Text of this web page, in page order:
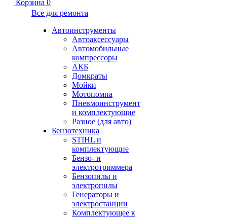
Корзина 0
Все для ремонта
Автоинструменты
Автоаксессуары
Автомобильные
компрессоры
АКБ
Домкраты
Мойки
Мотопомпа
Пневмоинструмент
и комплектующие
Разное (для авто)
Бензотехника
STIHL и
комплектующие
Бензо- и
электротриммера
Бензопилы и
электропилы
Генераторы и
электростанции
Комплектующее к